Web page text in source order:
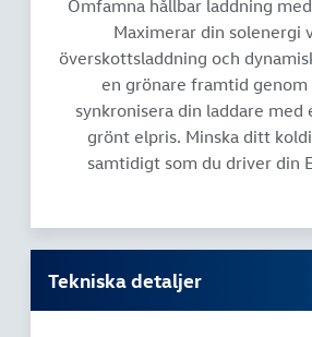
Omfamna hållbar laddning
Maximerar din solenergi
överskottsladdning och
en grönare framtid
synkronisera din laddare med
grönt elpris. Minska ditt
samtidigt som du driver din
Tekniska detaljer